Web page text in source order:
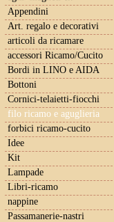
Appendini
Art. regalo e decorativi
articoli da ricamare
accessori Ricamo/Cucito
Bordi in LINO e AIDA
Bottoni
Cornici-telaietti-fiocchi
filo ricamo e aguglieria
forbici ricamo-cucito
Idee
Kit
Lampade
Libri-ricamo
nappine
Passamanerie-nastri